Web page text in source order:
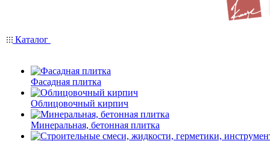
Каталог
Фасадная плитка
Облицовочный кирпич
Минеральная, бетонная плитка